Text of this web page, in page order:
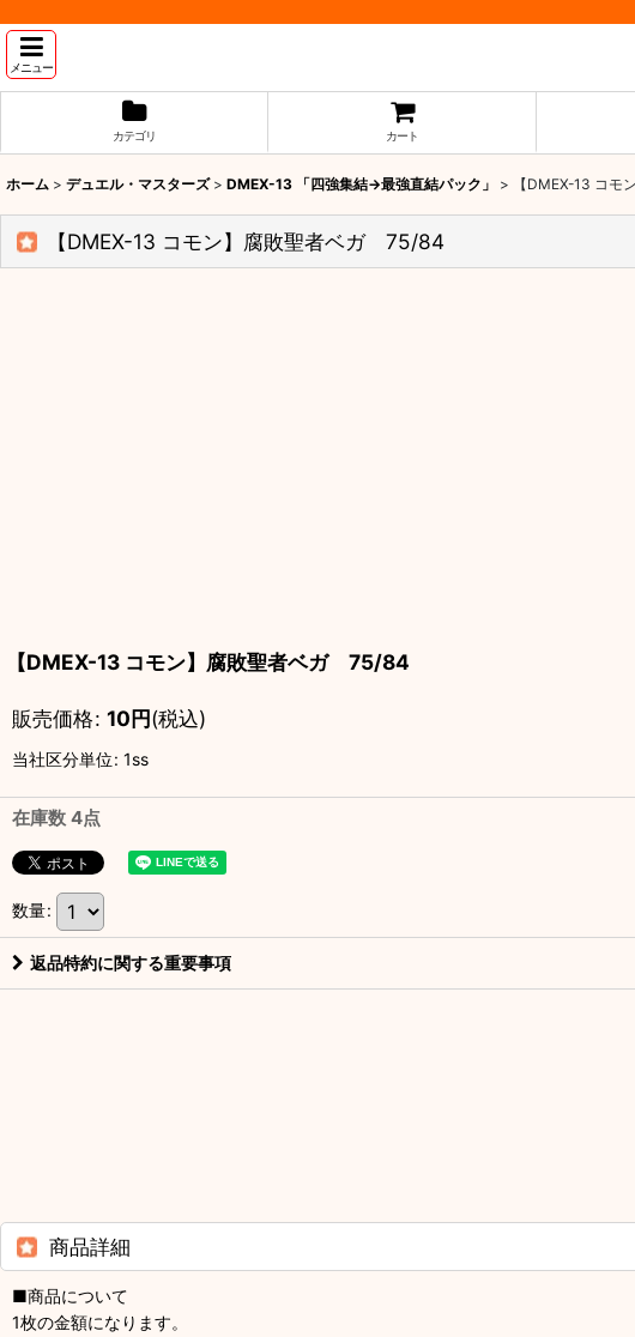
メニュー
カテゴリ カート
ホーム > デュエル・マスターズ > DMEX-13 「四強集結→最強直結パック」 > 【DMEX-13 コ
【DMEX-13 コモン】腐敗聖者ベガ 75/84
【DMEX-13 コモン】腐敗聖者ベガ 75/84
販売価格: 10円(税込)
当社区分単位: 1ss
在庫数 4点
数量:
返品特約に関する重要事項
商品詳細
■商品について
1枚の金額になります。